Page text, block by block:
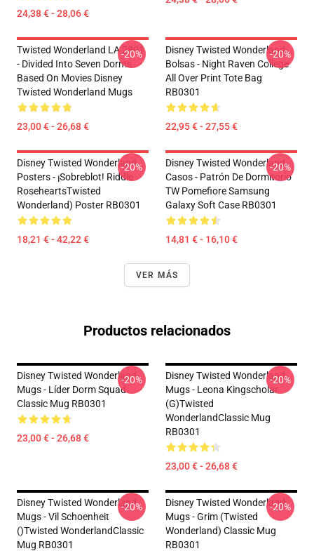
24,38 € - 28,06 €
Twisted Wonderland LA 2801
- Divided Into Seven Dorms
Based On Movies Disney
Twisted Wonderland Mugs
23,00 € - 26,68 €
-20%
Disney Twisted Wonderland
Bolsas - Night Raven College
All Over Print Tote Bag
RB0301
22,95 € - 27,55 €
-20%
Disney Twisted Wonderland
Posters - ¡Sobreblot! Riddle
RoseheartsTwisted
Wonderland) Poster RB0301
18,21 € - 42,22 €
-20%
Disney Twisted Wonderland
Casos - Patrón De Dormitorio
TW Pomefiore Samsung
Galaxy Soft Case RB0301
14,81 € - 16,10 €
-20%
VER MÁS
Productos relacionados
Disney Twisted Wonderland
Mugs - Líder Dorm Squad
Classic Mug RB0301
23,00 € - 26,68 €
-20%
Disney Twisted Wonderland
Mugs - Leona Kingscholar
(G)Twisted
WonderlandClassic Mug
RB0301
23,00 € - 26,68 €
-20%
Disney Twisted Wonderland
Mugs - Vil Schoenheit
()Twisted WonderlandClassic
Mug RB0301
-20%
Disney Twisted Wonderland
Mugs - Grim (Twisted
Wonderland) Classic Mug
RB0301
-20%